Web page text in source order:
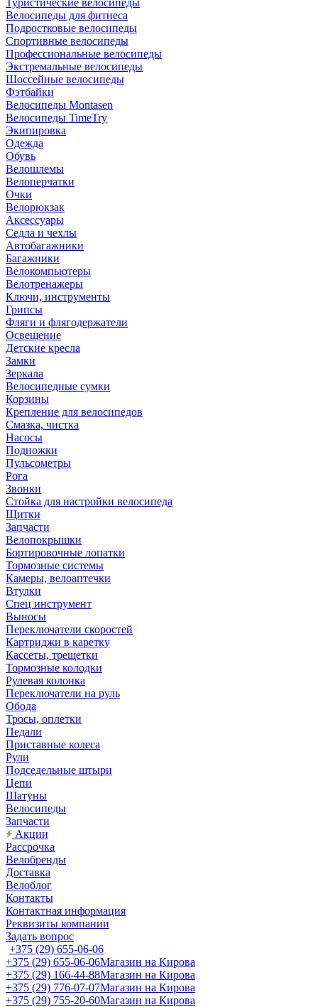
Туристические велосипеды
Велосипеды для фитнеса
Подростковые велосипеды
Спортивные велосипеды
Профессиональные велосипеды
Экстремальные велосипеды
Шоссейные велосипеды
Фэтбайки
Велосипеды Montasen
Велосипеды TimeTry
Экипировка
Одежда
Обувь
Велошлемы
Велоперчатки
Очки
Велорюкзак
Аксессуары
Седла и чехлы
Автобагажники
Багажники
Велокомпьютеры
Велотренажеры
Ключи, инструменты
Грипсы
Фляги и флягодержатели
Освещение
Детские кресла
Замки
Зеркала
Велосипедные сумки
Корзины
Крепление для велосипедов
Смазка, чистка
Насосы
Подножки
Пульсометры
Рога
Звонки
Стойка для настройки велосипеда
Щитки
Запчасти
Велопокрышки
Бортировочные лопатки
Тормозные системы
Камеры, велоаптечки
Втулки
Спец инструмент
Выносы
Переключатели скоростей
Картриджи в каретку
Кассеты, трещетки
Тормозные колодки
Рулевая колонка
Переключатели на руль
Обода
Тросы, оплетки
Педали
Приставные колеса
Рули
Подседельные штыри
Цепи
Шатуны
Велосипеды
Запчасти
Акции
Рассрочка
Велобренды
Доставка
Велоблог
Контакты
Контактная информация
Реквизиты компании
Задать вопрос
+375 (29) 655-06-06
+375 (29) 655-06-06Магазин на Кирова
+375 (29) 166-44-88Магазин на Кирова
+375 (29) 776-07-07Магазин на Кирова
+375 (29) 755-20-60Магазин на Кирова